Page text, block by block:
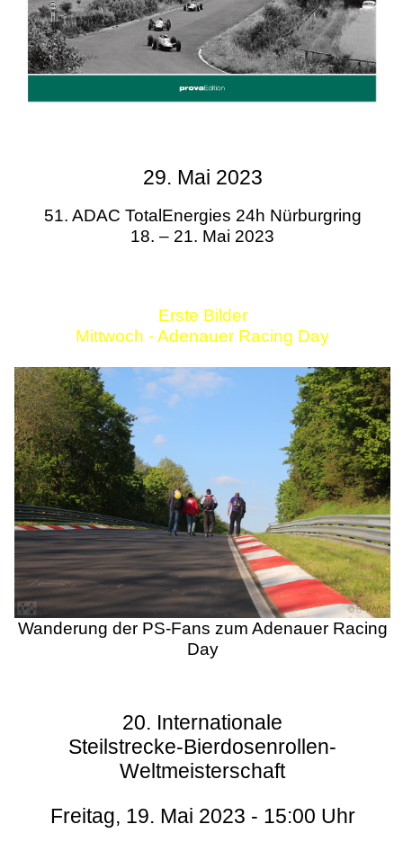
29. Mai 2023
51. ADAC TotalEnergies 24h Nürburgring
18. – 21. Mai 2023
Erste Bilder
Mittwoch - Adenauer Racing Day
Wanderung der PS-Fans zum Adenauer Racing
Day
20. Internationale
Steilstrecke-Bierdosenrollen-
Weltmeisterschaft
Freitag, 19. Mai 2023 - 15:00 Uhr